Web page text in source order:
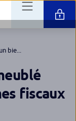
bie...
fiscaux